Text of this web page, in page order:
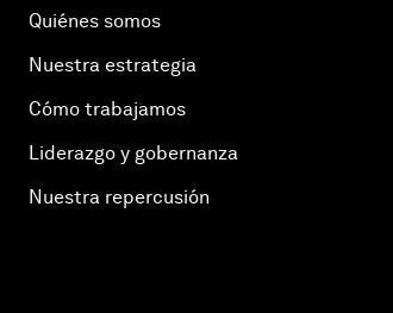
Quiénes somos
Nuestra estrategia
Cómo trabajamos
Liderazgo y gobernanza
Nuestra repercusión